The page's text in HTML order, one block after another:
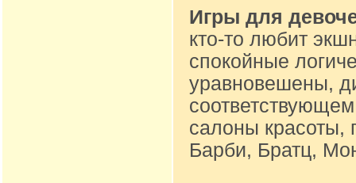
Игры для
кто-то любит
спокойные
уравновешены,
салоны красоты,
Барби, Братц,